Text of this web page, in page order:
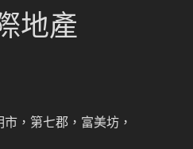
地產
市，第七郡，富美坊，